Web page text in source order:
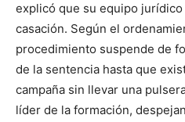
explicó que su equipo
casación. Según el
procedimiento suspende de
de la sentencia hasta que
campaña sin llevar una
líder de la formación,